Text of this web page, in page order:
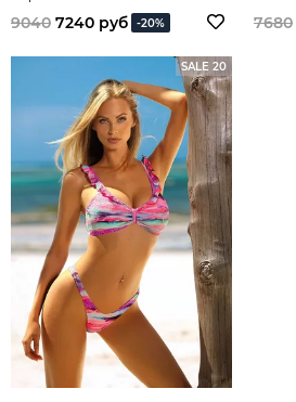
9040 7240 руб -20% 7680
SALE 20